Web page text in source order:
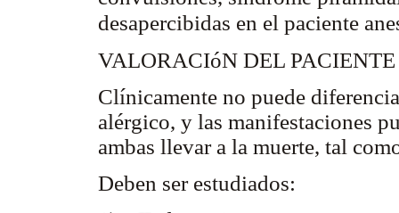
desapercibidas en el paciente
VALORACIóN DEL
Clínicamente no puede
alérgico, y las manifestaciones
ambas llevar a la muerte, tal
Deben ser estudiados: